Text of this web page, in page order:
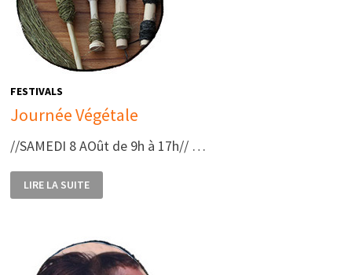
FESTIVALS
Journée Végétale
//SAMEDI 8 AOût de 9h à 17h// …
JOURNÉE
VÉGÉTALE
LIRE LA SUITE